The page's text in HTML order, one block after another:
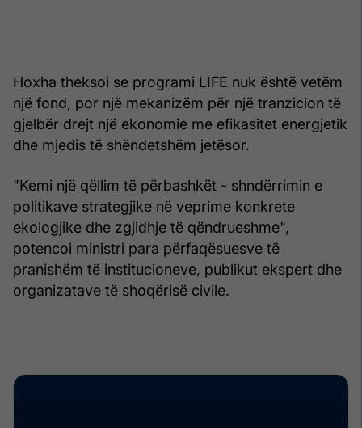
Hoxha theksoi se programi LIFE nuk është vetëm
një fond, por një mekanizëm për një tranzicion të
gjelbër drejt një ekonomie me efikasitet energjetik
dhe mjedis të shëndetshëm jetësor.
"Kemi një qëllim të përbashkët - shndërrimin e
politikave strategjike në veprime konkrete
ekologjike dhe zgjidhje të qëndrueshme",
potencoi ministri para përfaqësuesve të
pranishëm të institucioneve, publikut ekspert dhe
organizatave të shoqërisë civile.